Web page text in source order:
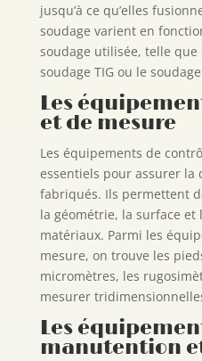
jusqu’à ce qu’elles
soudage varient en
soudage utilisée, telle que
soudage TIG ou le
Les
et de mesure
Les équipements de
essentiels pour assurer la
fabriqués. Ils permettent
la géométrie, la surface et
matériaux. Parmi les
mesure, on trouve les
micromètres, les
mesurer
Les
manutention